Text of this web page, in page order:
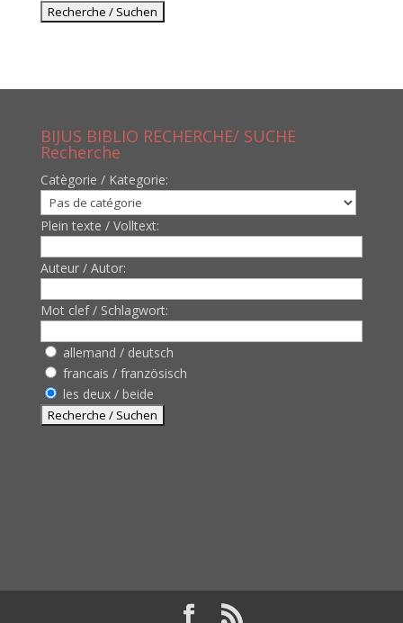
BIJUS BIBLIO RECHERCHE/ SUCHE
Recherche
Catègorie / Kategorie:
Plein texte / Volltext:
Auteur / Autor:
Mot clef / Schlagwort:
allemand / deutsch
francais / französisch
les deux / beide